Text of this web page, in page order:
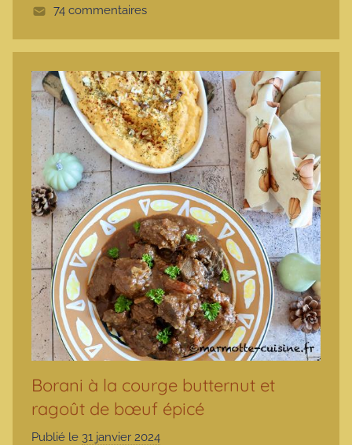
74 commentaires
Borani à la courge butternut et
ragoût de bœuf épicé
Publié le 31 janvier 2024